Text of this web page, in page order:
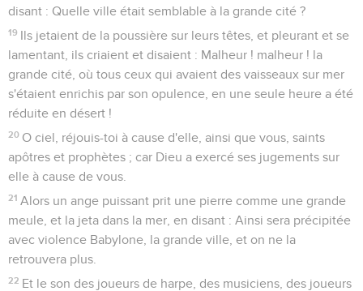
disant : Quelle ville était semblable à la grande cité ?
19 Ils jetaient de la poussière sur leurs têtes, et pleurant et se
lamentant, ils criaient et disaient : Malheur ! malheur ! la
grande cité, où tous ceux qui avaient des vaisseaux sur mer
s'étaient enrichis par son opulence, en une seule heure a été
réduite en désert !
20 O ciel, réjouis-toi à cause d'elle, ainsi que vous, saints
apôtres et prophètes ; car Dieu a exercé ses jugements sur
elle à cause de vous.
21 Alors un ange puissant prit une pierre comme une grande
meule, et la jeta dans la mer, en disant : Ainsi sera précipitée
avec violence Babylone, la grande ville, et on ne la
retrouvera plus.
22 Et le son des joueurs de harpe, des musiciens, des joueurs